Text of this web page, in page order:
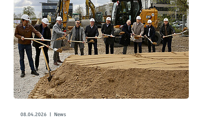
08.04.2026 | News